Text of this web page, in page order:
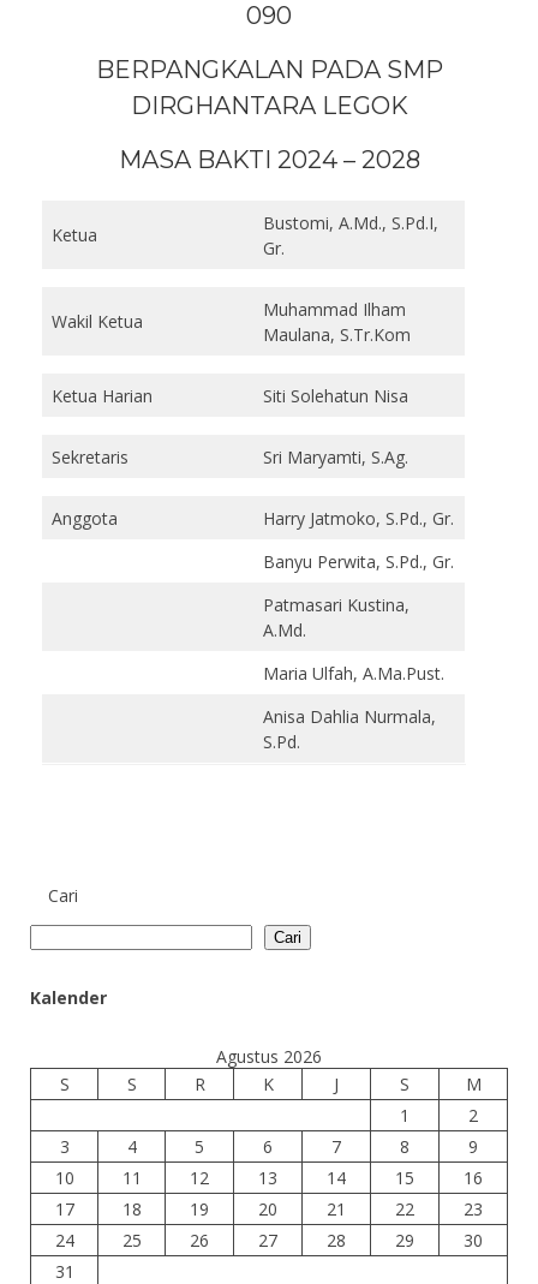
090
BERPANGKALAN PADA SMP
DIRGHANTARA LEGOK
MASA BAKTI 2024 – 2028
Ketua
Bustomi, A.Md., S.Pd.I,
Gr.
Wakil Ketua
Muhammad Ilham
Maulana, S.Tr.Kom
Ketua Harian Siti Solehatun Nisa
Sekretaris Sri Maryamti, S.Ag.
Anggota
Harry Jatmoko, S.Pd., Gr.
Banyu Perwita, S.Pd., Gr.
Patmasari Kustina,
A.Md.
Maria Ulfah, A.Ma.Pust.
Anisa Dahlia Nurmala,
S.Pd.
Cari
Cari
Kalender
Agustus 2026
S
S R K J S
M
1
2
3
4 5 6 7 8
9
10
11 12 13 14 15
16
17
18 19 20 21 22
23
24
25 26 27 28 29
30
31